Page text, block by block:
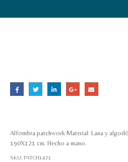
Alfombra patchwork Material: Lana y
190X121 cm. Hecho a mano.
SKU: PATCH1471